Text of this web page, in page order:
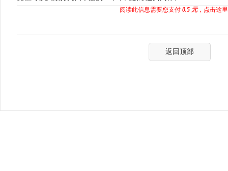
阅读此信息需要您支付 0.5 元，点击这
返回顶部